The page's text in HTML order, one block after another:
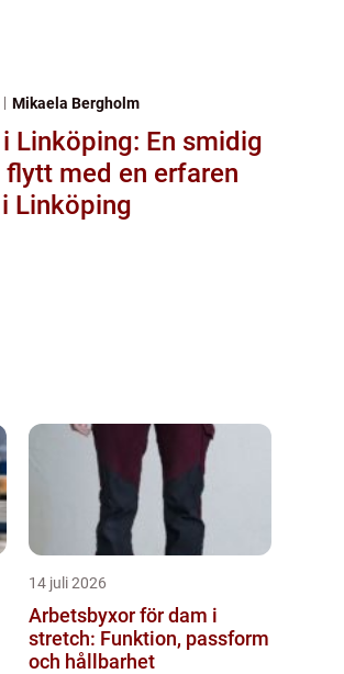
Mikaela Bergholm
Linköping: En smidig
med en erfaren
Linköping
14 juli 2026
Arbetsbyxor för dam i
stretch: Funktion, passform
och hållbarhet